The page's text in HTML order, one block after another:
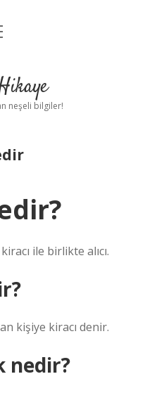
neşeli bilgiler!
ile birlikte alıcı.
kişiye kiracı denir.
nedir?